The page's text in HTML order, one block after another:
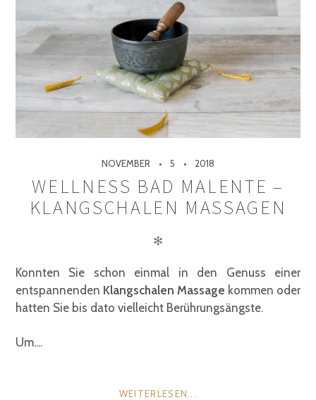
NOVEMBER 5 2018
WELLNESS BAD MALENTE –
KLANGSCHALEN MASSAGEN
✻
Konnten Sie schon einmal in den Genuss einer
entspannenden Klangschalen Massage kommen oder
hatten Sie bis dato vielleicht Berührungsängste.
Um....
WEITERLESEN...